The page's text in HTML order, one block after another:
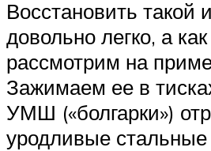
Восстановить такой
довольно легко, а
рассмотрим на
Зажимаем ее в
УМШ («болгарки»)
уродливые стальные